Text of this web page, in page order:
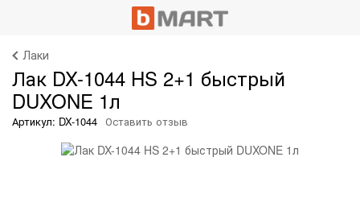
Лаки
Лак DX-1044 HS 2+1 быстрый
DUXONE 1л
Артикул: DX-1044 Оставить отзыв